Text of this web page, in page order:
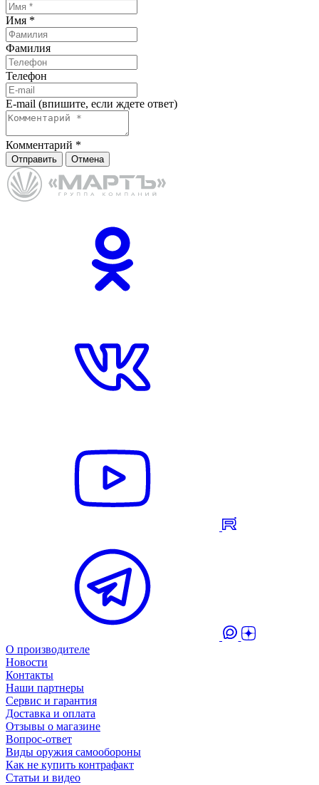
Имя *
Фамилия
Телефон
E-mail (впишите, если ждете ответ)
Комментарий *
Отправить Отмена
О производителе
Новости
Контакты
Наши партнеры
Сервис и гарантия
Доставка и оплата
Отзывы о магазине
Вопрос-ответ
Виды оружия самообороны
Как не купить контрафакт
Статьи и видео